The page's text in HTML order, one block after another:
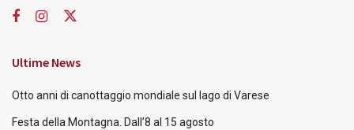
Ultime News
Otto anni di canottaggio mondiale sul lago di Varese
Festa della Montagna. Dall’8 al 15 agosto